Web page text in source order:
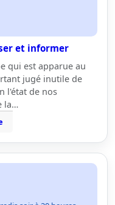
et informer
qui est apparue au
jugé inutile de
l'état de nos
la…